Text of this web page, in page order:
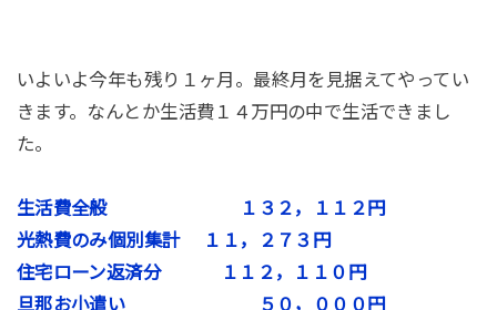
いよいよ今年も残り１ヶ月。最終月を見据えてやってい
きます。なんとか生活費１４万円の中で生活できまし
た。
生活費全般 １３２，１１２円
光熱費のみ個別集計 １１，２７３円
住宅ローン返済分 １１２，１１０円
旦那お小遣い ５０，０００円